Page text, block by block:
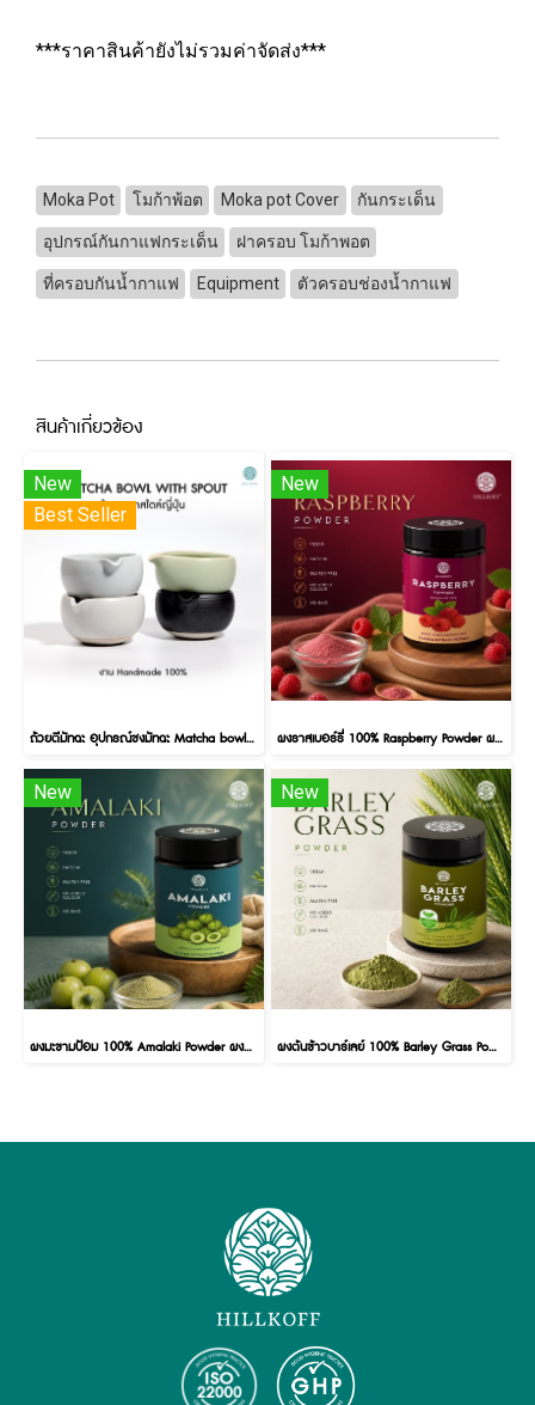
***ราคาสินค้ายังไม่รวมค่าจัดส่ง***
Moka Pot โมก้าพ้อต Moka pot Cover กันกระเด็น
อุปกรณ์กันกาแฟกระเด็น ฝาครอบ โมก้าพอต
ที่ครอบกันน้ำกาแฟ Equipment ตัวครอบช่องน้ำกาแฟ
สินค้าเกี่ยวข้อง
New
Best Seller
ถ้วยตีมัทฉะ อุปกรณ์ชงมัทฉะ Matcha bowl ช่วยตีมัทฉะให้เนื้อเนียนละเอียดมากยิ่งขึ้น
New
ผงราสเบอร์รี่ 100% Raspberry Powder ผงผลไม้ ผงผัก เพื่อสุขภาพ ขนาด 100 กรัม
New
ผงมะขามป้อม 100% Amalaki Powder ผงผลไม้ ผงผัก เพื่อสุขภาพ ขนาด 100 กรัม
New
ผงต้นข้าวบาร์เลย์ 100% Barley Grass Powder ผงผลไม้ ผงผัก เพื่อสุขภาพ ขนาด 100 กรัม